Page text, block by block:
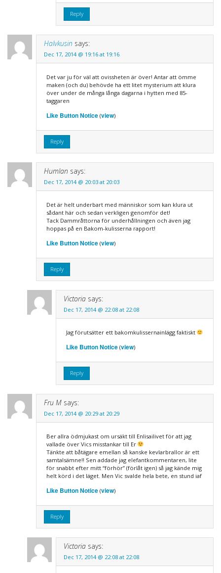
Reply
Halvkusin says:
Dec 17, 2014 @ 19:16 at 19:16
Det var ju för väl att ovissheten är över! Antar att ömme
maken (och du) behövde ha ett litet mysterium att klura
över under de många långa dagarna i hytten med 85-
taggaren
Like Button Notice(view)
Reply
Humlan says:
Dec 17, 2014 @ 20:03 at 20:03
Det är helt underbart med människor som kan klura ut
sådant här och sedan verkligen genomför det!
Tack Dammråttorna för underhållningen och även jag
hoppas på en Bakom-kulisserna rapport!
Like Button Notice(view)
Reply
Victoria says:
Dec 17, 2014 @ 22:08 at 22:08
Jag förutsätter ett bakomkulissernainlägg faktiskt
Like Button Notice(view)
Reply
Fru M says:
Dec 17, 2014 @ 20:29 at 20:29
Ber allra ödmjukast om ursäkt till Enlisailivet för att jag
vallade över Vics misstankar till Er
Tänkte att båtägare emellan så kanske kevlarbrallor är ett
samtalsämne!! Sen addade jag elefantkommentaren, lite
för snabbt efter mitt “förhör” (förlåt igen) så jag kände mig
helt körd i det läget. Men Vic svalde hela bete, en stund iaf
Like Button Notice(view)
Reply
Victoria says:
Dec 17, 2014 @ 22:08 at 22:08